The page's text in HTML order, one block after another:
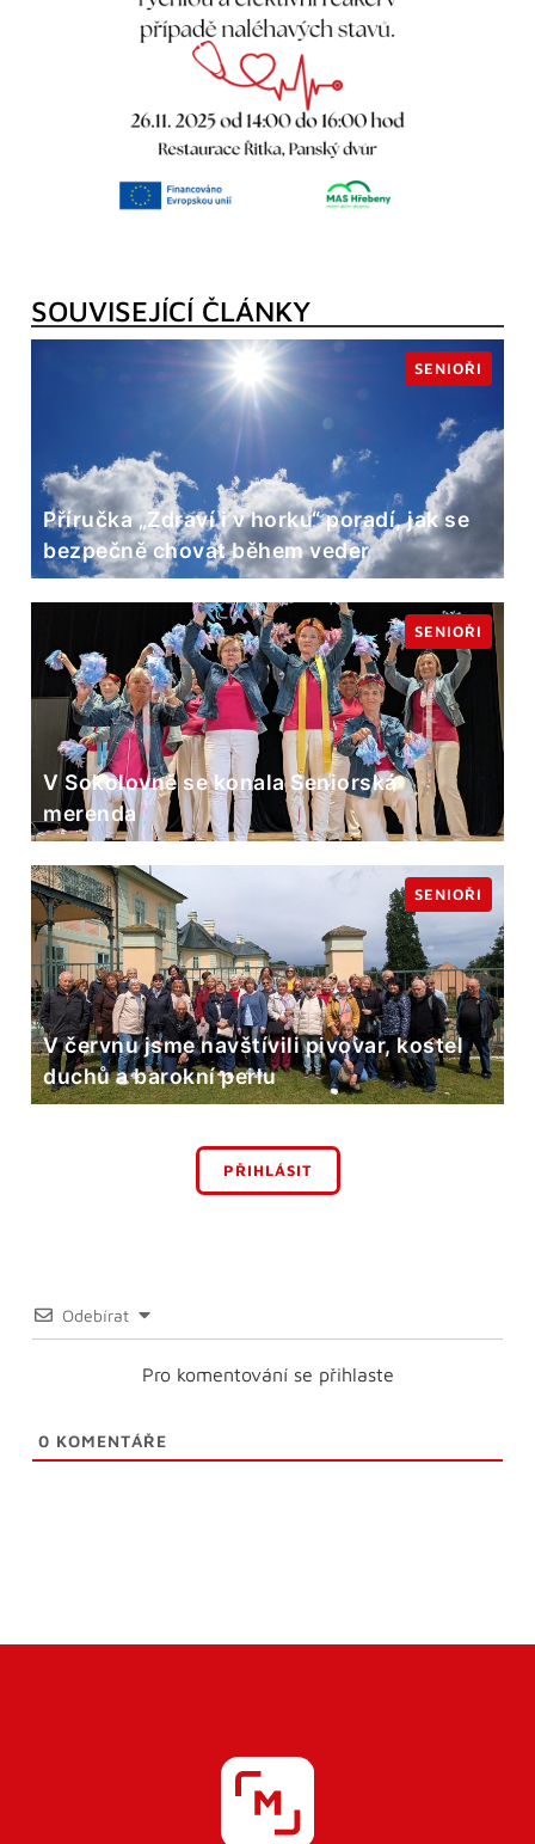
SOUVISEJÍCÍ ČLÁNKY
Příručka „Zdraví i v horku“ poradí, jak se
bezpečně chovat během veder
SENIOŘI
V Sokolovně se konala Seniorská
merenda
SENIOŘI
V červnu jsme navštívili pivovar, kostel
duchů a barokní perlu
SENIOŘI
PŘIHLÁSIT
Odebírat
Pro komentování se přihlaste
0 KOMENTÁŘE